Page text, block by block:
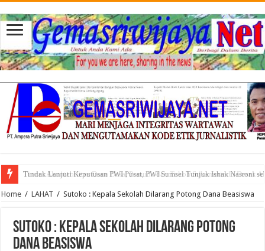
Tuntut Akuntabilitas Dana Desa, Pemuda dan Tokoh Sukamerindu Desak
Home / LAHAT / Sutoko : Kepala Sekolah Dilarang Potong Dana Beasiswa
Sutoko : Kepala Sekolah Dilarang Potong
Dana Beasiswa